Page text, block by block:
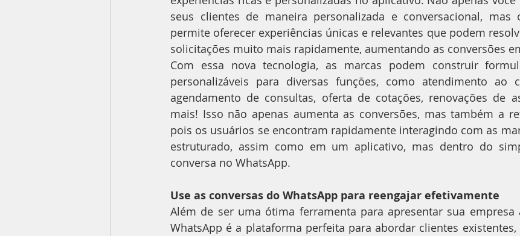
seus clientes de maneira personalizada e conversacional, mas
permite oferecer experiências únicas e relevantes que podem
solicitações muito mais rapidamente, aumentando as conversões
Com essa nova tecnologia, as marcas podem construir
personalizáveis para diversas funções, como atendimento ao
agendamento de consultas, oferta de cotações, renovações de
mais! Isso não apenas aumenta as conversões, mas também a
pois os usuários se encontram rapidamente interagindo com as
estruturado, assim como em um aplicativo, mas dentro do
conversa no WhatsApp.
Use as conversas do WhatsApp para reengajar efetivamente
Além de ser uma ótima ferramenta para apresentar sua empresa
WhatsApp é a plataforma perfeita para abordar clientes